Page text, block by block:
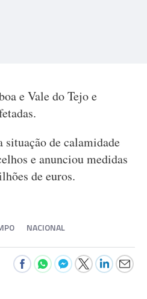
e Vale do Tejo e
situação de calamidade
e anunciou medidas
de euros.
NACIONAL